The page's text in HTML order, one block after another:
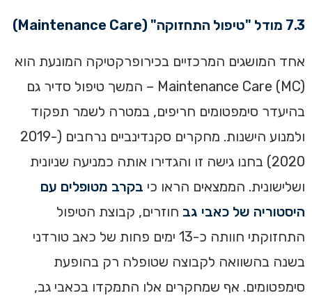
7.3 מודל "טיפול התחזוקה" (Maintenance Care)
אחד המושגים המרכזיים בכירופרקטיקה המונעת הוא
Maintenance Care (MC) – המשך טיפול סדיר גם
בהיעדר סימפטומים חריפים, במטרה לשמר תפקוד
ולמנוע הישנות. מחקרים סקנדינביים נרחבים (2019-
2020) בחנו גישה זו והגדירו אותה כמניעה שניונית
ושלישונית. הממצאים הראו כי בקרב מטופלים עם
היסטוריה של כאבי גב חוזרים, קבוצת הטיפול
התחזוקתי חוותה כ-13 ימים פחות של כאב טורדני
בשנה בהשוואה לקבוצה שטופלה רק בהופעת
סימפטומים. אף שמחקרים אלו התמקדו בכאבי גב,